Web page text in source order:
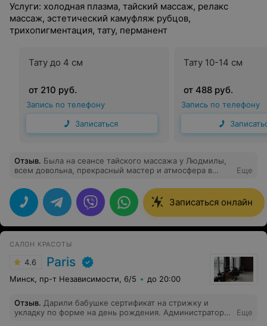
Услуги: холодная плазма, тайский массаж, релакс
массаж, эстетический камуфляж рубцов,
трихопигментация, тату, перманент
Тату до 4 см
от 210 руб.
Запись по телефону
Записаться
Тату 10-14 см
от 488 руб.
Запись по телефону
Отзыв. Была на сеансе тайского массажа у Людмилы,
всем довольна, прекрасный мастер и атмосфера в
тела
Еще
Записаться онлайн
САЛОН КРАСОТЫ
4.6 Paris
Минск, пр-т Независимости, 6/5 до 20:00
Отзыв. Дарили бабушке сертификат на стрижку и
укладку по форме на день рождения. Администратор
Еще